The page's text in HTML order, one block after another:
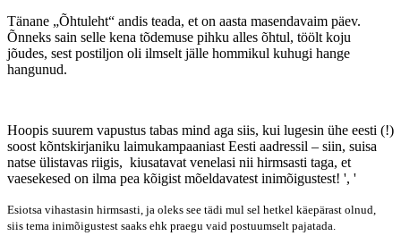
Tänane „Õhtuleht“ andis teada, et on aasta masendavaim päev.
Õnneks sain selle kena tõdemuse pihku alles õhtul, töölt koju
jõudes, sest postiljon oli ilmselt jälle hommikul kuhugi hange
hangunud.
Hoopis suurem vapustus tabas mind aga siis, kui lugesin ühe eesti (!)
soost kõntskirjaniku laimukampaaniast Eesti aadressil – siin, suisa
natse ülistavas riigis, kiusatavat venelasi nii hirmsasti taga, et
vaesekesed on ilma pea kõigist mõeldavatest inimõigustest! ', '
Esiotsa vihastasin hirmsasti, ja oleks see tädi mul sel hetkel käepärast olnud,
siis tema inimõigustest saaks ehk praegu vaid postuumselt pajatada.